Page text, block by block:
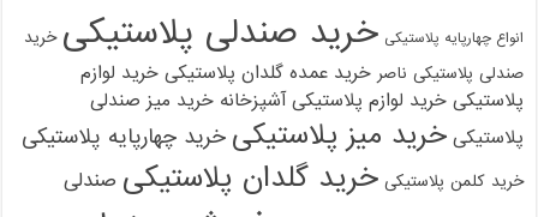
انواع چهارپایه پلاستیکی خرید صندلی پلاستیکی خرید
صندلی پلاستیکی ناصر خرید عمده گلدان پلاستیکی خرید لوازم
پلاستیکی خرید لوازم پلاستیکی آشپزخانه خرید میز صندلی
پلاستیکی خرید میز پلاستیکی خرید چهارپایه پلاستیکی
خرید کلمن پلاستیکی خرید گلدان پلاستیکی صندلی